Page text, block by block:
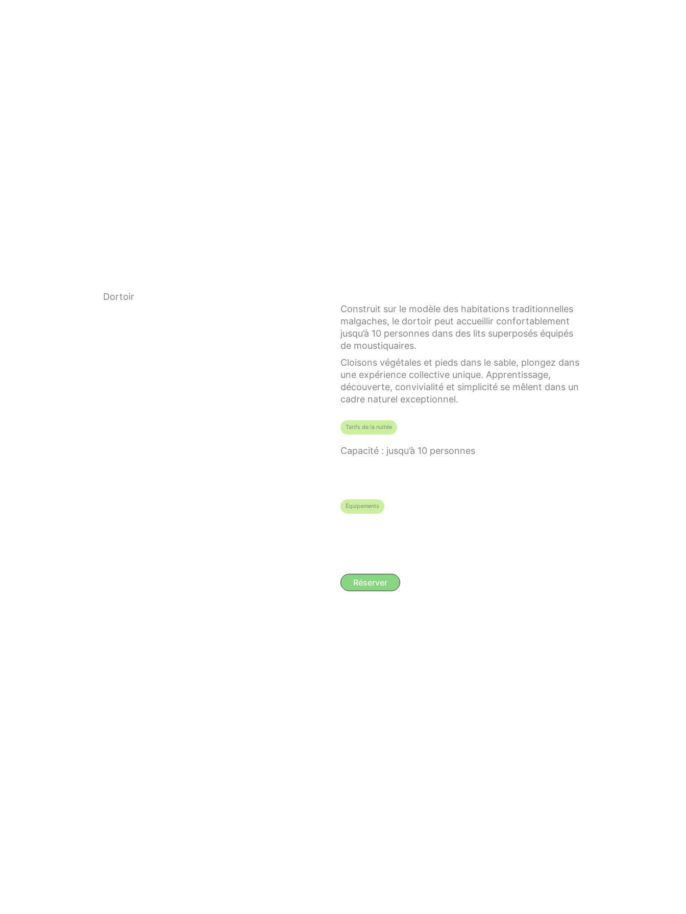
Dortoir
Construit sur le modèle des habitations traditionnelles
malgaches, le dortoir peut accueillir confortablement
jusqu’à 10 personnes dans des lits superposés équipés
de moustiquaires.
Cloisons végétales et pieds dans le sable, plongez dans
une expérience collective unique. Apprentissage,
découverte, convivialité et simplicité se mêlent dans un
cadre naturel exceptionnel.
Tarifs de la nuitée
Capacité : jusqu’à 10 personnes
Équipements
Réserver